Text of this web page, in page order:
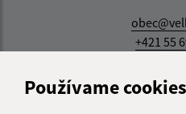
Používame cookies
+421 55